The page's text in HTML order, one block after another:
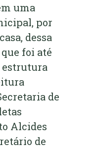
uma
por
dessa
que foi até
estrutura
de
Alcides
de